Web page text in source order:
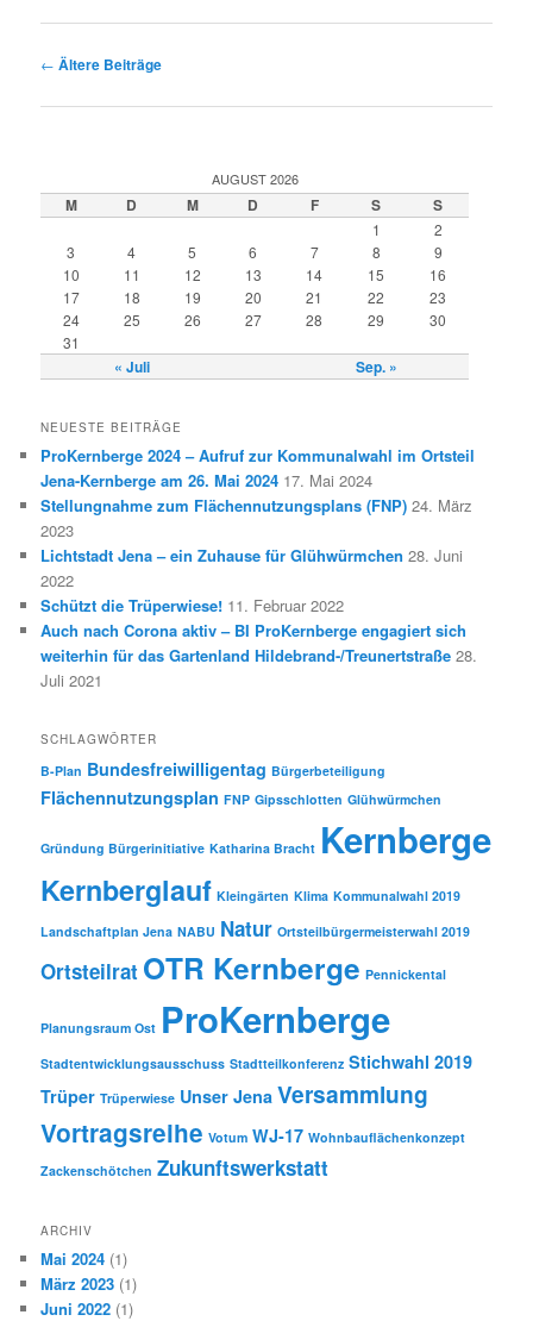
Beitragsnavigation
← Ältere Beiträge
AUGUST 2026
M D M D F S S
1
2
3
4 5 6 7 8
9
10
11 12 13 14 15
16
17
18 19 20 21 22
23
24
25 26 27 28 29
30
31
« Juli Sep. »
NEUESTE BEITRÄGE
ProKernberge 2024 – Aufruf zur Kommunalwahl im Ortsteil
Jena-Kernberge am 26. Mai 2024 17. Mai 2024
Stellungnahme zum Flächennutzungsplans (FNP) 24. März
2023
Lichtstadt Jena – ein Zuhause für Glühwürmchen 28. Juni
2022
Schützt die Trüperwiese! 11. Februar 2022
Auch nach Corona aktiv – BI ProKernberge engagiert sich
weiterhin für das Gartenland Hildebrand-/Treunertstraße 28.
Juli 2021
SCHLAGWÖRTER
B-Plan Bundesfreiwilligentag Bürgerbeteiligung
Flächennutzungsplan FNP Gipsschlotten Glühwürmchen
Gründung Bürgerinitiative Katharina Bracht Kernberge
Kernberglauf Kleingärten Klima Kommunalwahl 2019
Landschaftplan Jena NABU Natur Ortsteilbürgermeisterwahl 2019
Ortsteilrat OTR Kernberge Pennickental
Planungsraum Ost ProKernberge
Stadtentwicklungsausschuss Stadtteilkonferenz Stichwahl 2019
Trüper Trüperwiese Unser Jena Versammlung
Vortragsreihe Votum WJ-17 Wohnbauflächenkonzept
Zackenschötchen Zukunftswerkstatt
ARCHIV
Mai 2024 (1)
März 2023 (1)
Juni 2022 (1)